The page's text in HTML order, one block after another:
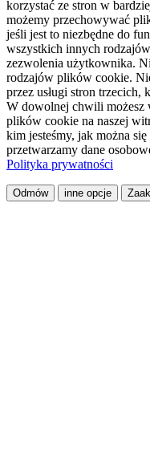
korzystać ze stron w
możemy przechowywać
jeśli jest to niezbędne do
wszystkich innych
zezwolenia użytkownika.
rodzajów plików cookie.
przez usługi stron trzecich,
W dowolnej chwili możesz
plików cookie na naszej
kim jesteśmy, jak można
przetwarzamy dane
Polityka prywatności
Odmów inne opcje